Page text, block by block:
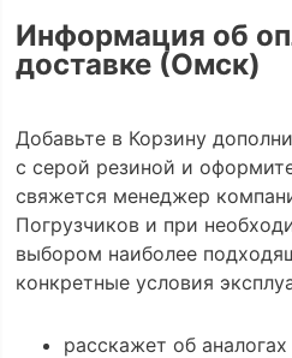
Информация об
доставке (Омск)
Добавьте в Корзину
с серой резиной и
свяжется менеджер
Погрузчиков и при
выбором наиболее
конкретные условия
расскажет об